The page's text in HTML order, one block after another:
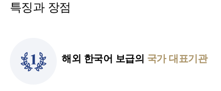
특징과 장점
해외 한국어 보급의 국가 대표기관